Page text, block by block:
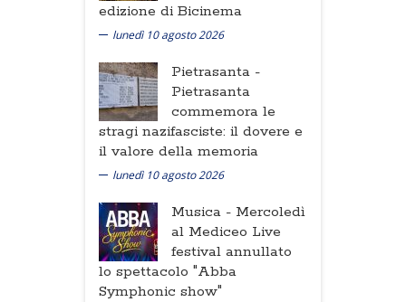
edizione di Bicinema
lunedì 10 agosto 2026
Pietrasanta -
Pietrasanta
commemora le
stragi nazifasciste: il dovere e
il valore della memoria
lunedì 10 agosto 2026
Musica - Mercoledì
al Mediceo Live
festival annullato
lo spettacolo "Abba
Symphonic show"